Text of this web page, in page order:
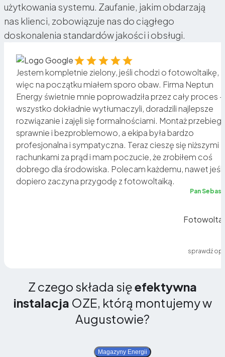
użytkowania systemu. Zaufanie, jakim obdarzają
nas klienci, zobowiązuje nas do ciągłego
doskonalenia standardów jakości i obsługi.
Jestem kompletnie zielony, jeśli chodzi o fotowoltaikę,
więc na początku miałem sporo obaw. Firma Neptun
Energy świetnie mnie poprowadziła przez cały proces –
wszystko dokładnie wytłumaczyli, doradzili najlepsze
rozwiązanie i zajęli się formalnościami. Montaż przebiegł
sprawnie i bezproblemowo, a ekipa była bardzo
profesjonalna i sympatyczna. Teraz cieszę się niższymi
rachunkami za prąd i mam poczucie, że zrobiłem coś
dobrego dla środowiska. Polecam każdemu, nawet jeśli
dopiero zaczyna przygodę z fotowoltaiką.
Pan
sprawdź
Z czego składa sięefektywna
instalacja OZE, którą montujemy w
Augustowie?
Magazyny Energii